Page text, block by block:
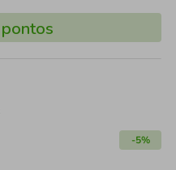
pontos
-5%